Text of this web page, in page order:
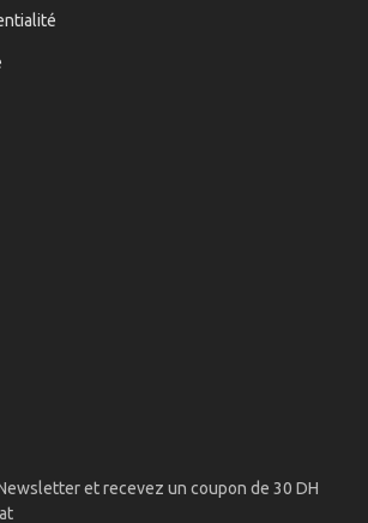
et recevez un coupon de 30 DH